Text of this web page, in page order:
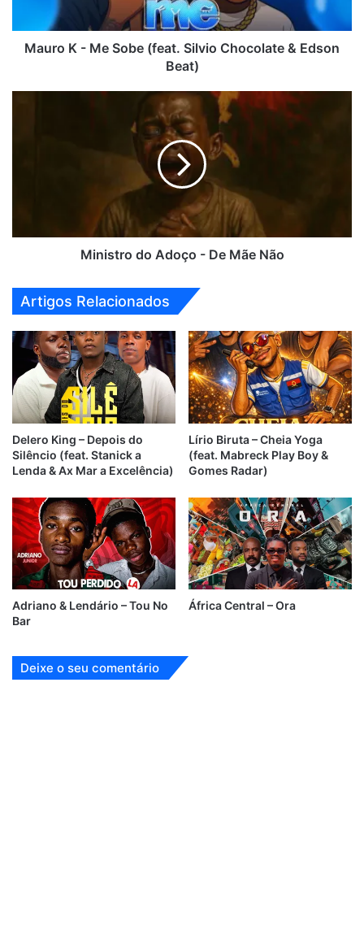
Chocolate
&
Edson
Mauro K - Me Sobe (feat. Silvio Chocolate & Edson
Beat)
Ministro do Adoço - De Mãe Não
Artigos Relacionados
Delero King – Depois do
Silêncio (feat. Stanick a
Lenda & Ax Mar a Excelência)
Lírio Biruta – Cheia Yoga
(feat. Mabreck Play Boy &
Gomes Radar)
Adriano & Lendário – Tou No
Bar
África Central – Ora
Deixe o seu comentário